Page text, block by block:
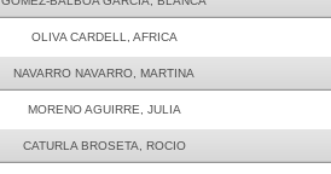
OLIVA CARDELL, AFRICA
NAVARRO NAVARRO, MARTINA
MORENO AGUIRRE, JULIA
CATURLA BROSETA, ROCIO